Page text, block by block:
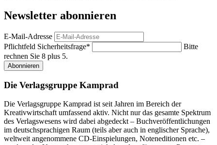
Newsletter abonnieren
E-Mail-Adresse
Pflichtfeld Sicherheitsfrage*
Bitte
rechnen Sie 8 plus 5.
Abonnieren
Die Verlagsgruppe Kamprad
Die Verlagsgruppe Kamprad ist seit Jahren im Bereich der
Kreativwirtschaft umfassend aktiv. Nicht nur das gesamte Spektrum
des Verlagswesens wird dabei abgedeckt – Buchveröffentlichungen
im deutschsprachigen Raum (teils aber auch in englischer Sprache),
weltweit angenommene CD-Einspielungen, Noteneditionen etc. –